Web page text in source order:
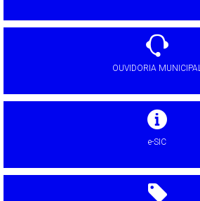
OUVIDORIA MUNICIPAL
e-SIC